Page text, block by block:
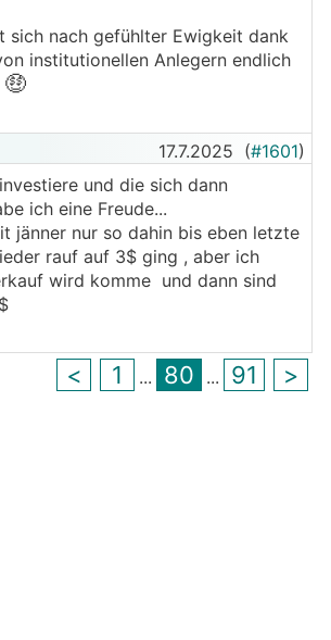
sich nach gefühlter Ewigkeit dank
institutionellen Anlegern endlich
🤑
17.7.2025 (#1601)
und die sich dann
ich eine Freude...
jänner nur so dahin bis eben letzte
rauf auf 3$ ging , aber ich
wird komme und dann sind
< 1 ... 80 ... 91 >